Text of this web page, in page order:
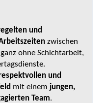
und
zwischen
ohne Schichtarbeit,
und
mit einem jungen,
Team.